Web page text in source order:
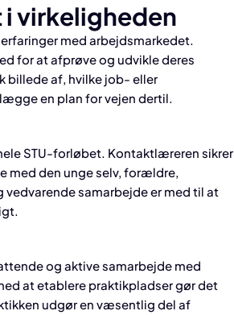
virkeligheden
med arbejdsmarkedet.
for at afprøve og udvikle deres
billede af, hvilke job- eller
en plan for vejen dertil.
STU-forløbet. Kontaktlæreren sikrer
med den unge selv, forældre,
samarbejde er med til at
og aktive samarbejde med
at etablere praktikpladser gør det
udgør en væsentlig del af